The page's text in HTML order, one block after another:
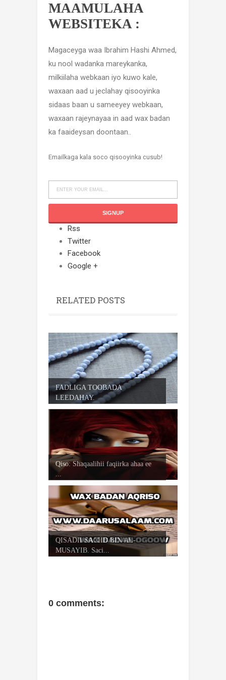
MAAMULAHA
WEBSITEKA :
Magaceyga waa Ibrahim Hashi Ahmed,
ku nool wadanka mareykanka,
milkiilaha webkaan iyo kuwo kale,
waxaan aad u jeclahay qisooyinka
sidaas baan u sameeyey webkaan,
waxaan rajeynayaa in aad wax badan
ka faaideysan doontaan..
Emailkaga kala soco qisooyinka cusub!
Rss
Twitter
Facebook
Google +
RELATED POSTS
FADLIGA TOOBADA
LEEDAHAY.
Qiso: Shaqaalihii faqiirka ahaa ee
...
QISADII SACIID BIN AL-
MUSAYIB. Saci...
0 comments: